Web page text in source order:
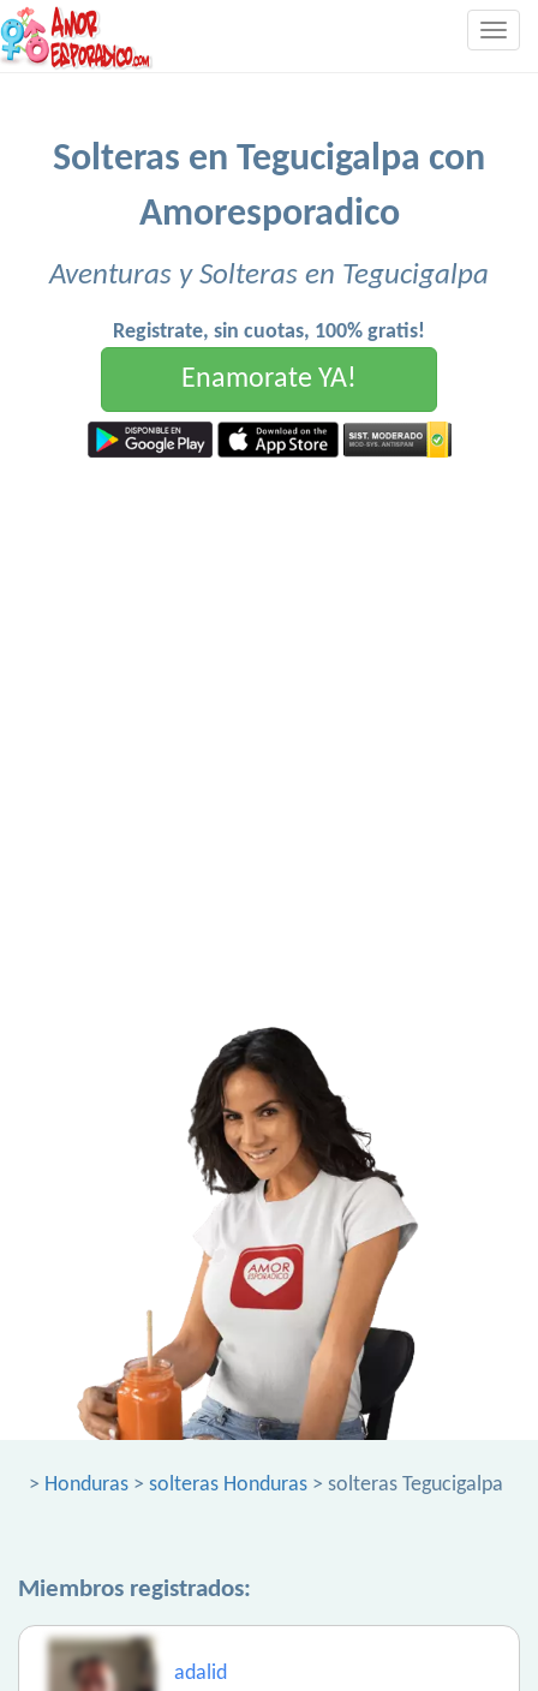
Solteras en Tegucigalpa con
Amoresporadico
Aventuras y Solteras en Tegucigalpa
Registrate, sin cuotas, 100% gratis!
Enamorate YA!
> Honduras > solteras Honduras > solteras Tegucigalpa
Miembros registrados:
adalid